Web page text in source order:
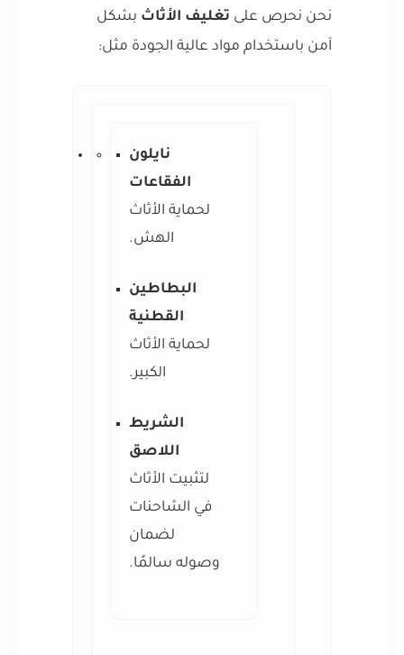
نحن نحرص على تغليف الأثاث بشكل
آمن باستخدام مواد عالية الجودة مثل:
نايلون
الفقاعات
لحماية الأثاث
الهش.
البطاطين
القطنية
لحماية الأثاث
الكبير.
الشريط
اللاصق
لتثبيت الأثاث
في الشاحنات
لضمان
وصوله سالمًا.